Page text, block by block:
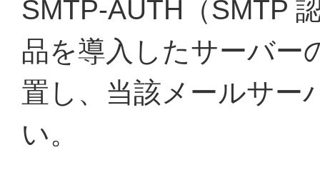
SMTP-AUTH（SMTP
品を導入したサーバー
置し、当該メールサー
い。